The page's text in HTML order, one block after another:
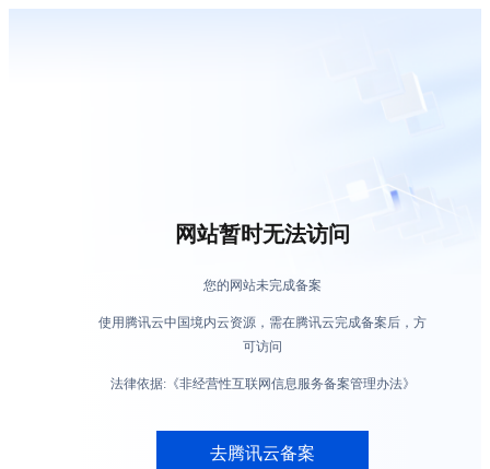
网站暂时无法访问
您的网站未完成备案
使用腾讯云中国境内云资源，需在腾讯云完成备案后，方
可访问
法律依据:《非经营性互联网信息服务备案管理办法》
去腾讯云备案